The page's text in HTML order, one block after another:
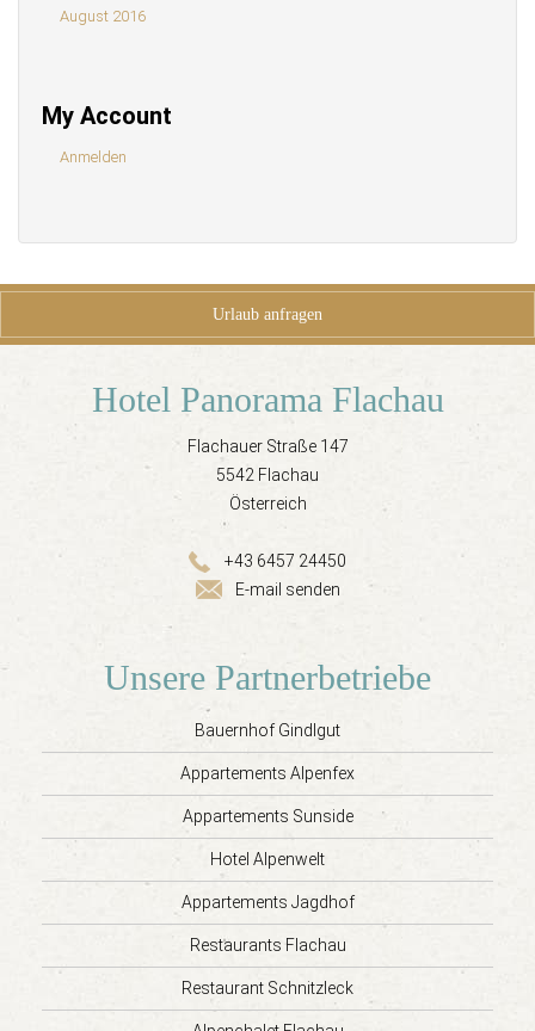
August 2016
My Account
Anmelden
Urlaub anfragen
Hotel Panorama Flachau
Flachauer Straße 147
5542 Flachau
Österreich
+43 6457 24450
E-mail senden
Unsere Partnerbetriebe
Bauernhof Gindlgut
Appartements Alpenfex
Appartements Sunside
Hotel Alpenwelt
Appartements Jagdhof
Restaurants Flachau
Restaurant Schnitzleck